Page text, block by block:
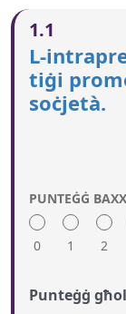
1.1
L-
tiġi
soċjetà.
PUNTEĠĠ BAXX
0 1 2
Punteġġ